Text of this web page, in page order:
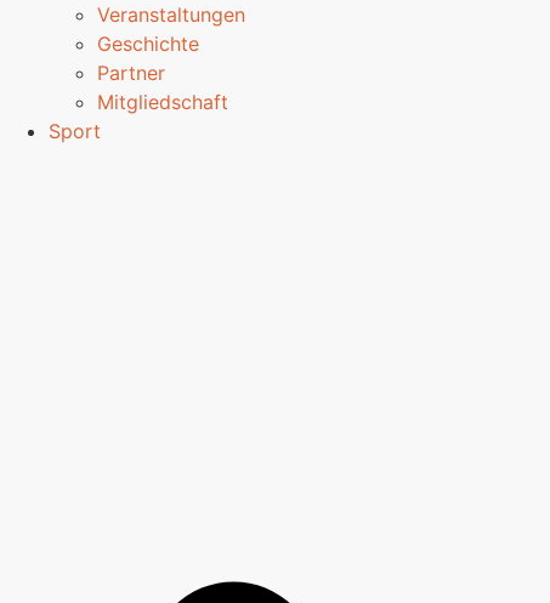
Veranstaltungen
Geschichte
Partner
Mitgliedschaft
Sport